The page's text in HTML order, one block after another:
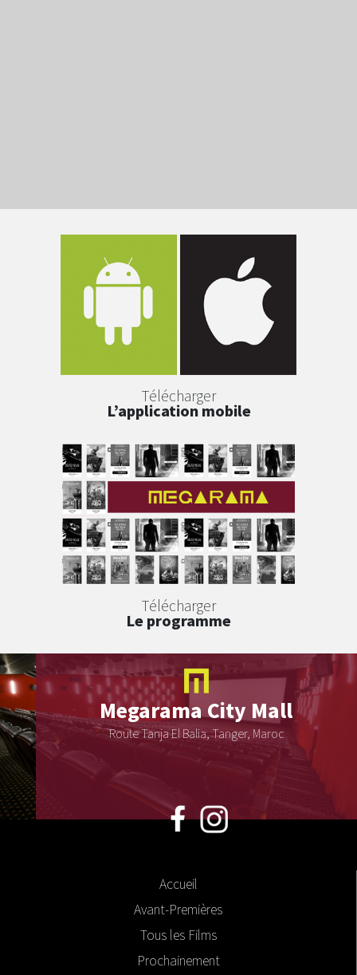
Télécharger
L’application mobile
Télécharger
Le programme
MegaramaCity Mall
Route Tanja El Balia, Tanger, Maroc
Accueil
Avant-Premières
Tous les Films
Prochainement